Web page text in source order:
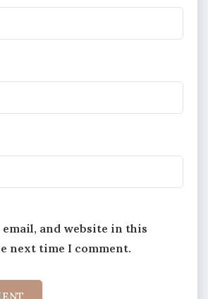
email, and website in this
next time I comment.